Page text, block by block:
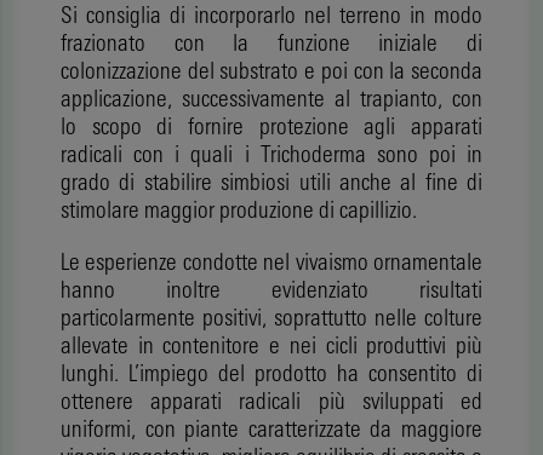
Si consiglia di incorporarlo nel terreno in modo
frazionato con la funzione iniziale di
colonizzazione del substrato e poi con la seconda
applicazione, successivamente al trapianto, con
lo scopo di fornire protezione agli apparati
radicali con i quali i Trichoderma sono poi in
grado di stabilire simbiosi utili anche al fine di
stimolare maggior produzione di capillizio.
Le esperienze condotte nel vivaismo ornamentale
hanno inoltre evidenziato risultati
particolarmente positivi, soprattutto nelle colture
allevate in contenitore e nei cicli produttivi più
lunghi. L’impiego del prodotto ha consentito di
ottenere apparati radicali più sviluppati ed
uniformi, con piante caratterizzate da maggiore